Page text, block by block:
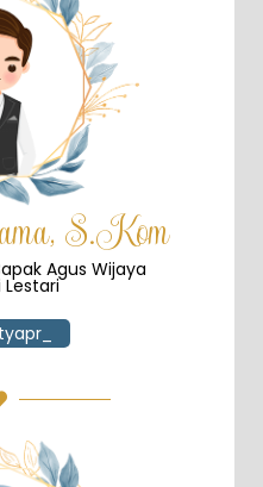
S.Kom
Agus Wijaya
Lestari